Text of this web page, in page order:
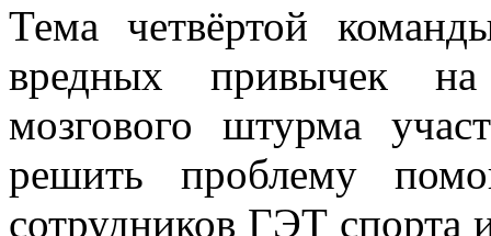
Тема четвёртой
вредных привычек
мозгового штурма
решить проблему
сотрудников ГЭТ спорта